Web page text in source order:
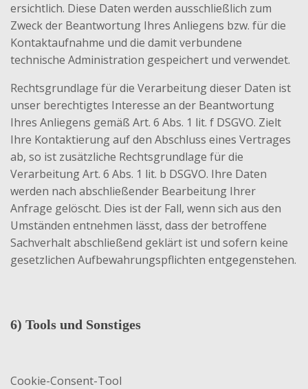
ersichtlich. Diese Daten werden ausschließlich zum
Zweck der Beantwortung Ihres Anliegens bzw. für die
Kontaktaufnahme und die damit verbundene
technische Administration gespeichert und verwendet.
Rechtsgrundlage für die Verarbeitung dieser Daten ist
unser berechtigtes Interesse an der Beantwortung
Ihres Anliegens gemäß Art. 6 Abs. 1 lit. f DSGVO. Zielt
Ihre Kontaktierung auf den Abschluss eines Vertrages
ab, so ist zusätzliche Rechtsgrundlage für die
Verarbeitung Art. 6 Abs. 1 lit. b DSGVO. Ihre Daten
werden nach abschließender Bearbeitung Ihrer
Anfrage gelöscht. Dies ist der Fall, wenn sich aus den
Umständen entnehmen lässt, dass der betroffene
Sachverhalt abschließend geklärt ist und sofern keine
gesetzlichen Aufbewahrungspflichten entgegenstehen.
6) Tools und Sonstiges
Cookie-Consent-Tool